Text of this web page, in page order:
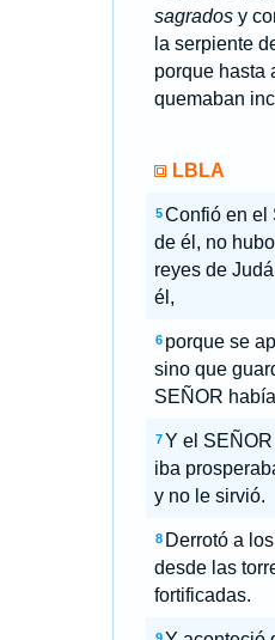
sagradosy
la serpiente
porque hasta
quemaban
LBLA
5 Confió en el
de él, no
reyes de
él,
6 porque se
sino que
SEÑOR
7 Y el
iba
y no le sirvió.
8 Derrotó a
desde las
fortificadas.